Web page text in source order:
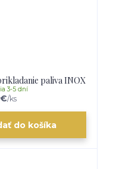
paliva INOX
/ks
3-5 dní
do košíka